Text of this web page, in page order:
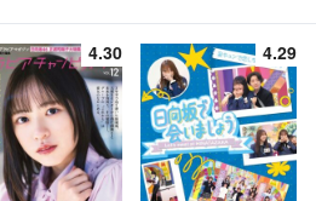
4.30 4.29